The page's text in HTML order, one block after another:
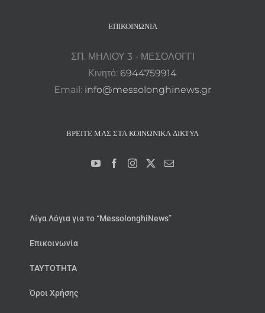
ΕΠΙΚΟΙΝΩΝΊΑ
ΣΠ. ΜΗΛΙΟΥ 3 - ΜΕΣΟΛΟΓΓΙ
Κινητό: 6944759914
Email: info@messolonghinews.gr
ΒΡΕΊΤΕ ΜΑΣ ΣΤΑ ΚΟΙΝΩΝΙΚΆ ΔΊΚΤΥΑ
Λίγα Λόγια για το “MessolonghiNews”
Επικοινωνία
ΤΑΥΤΟΤΗΤΑ
Όροι Χρήσης